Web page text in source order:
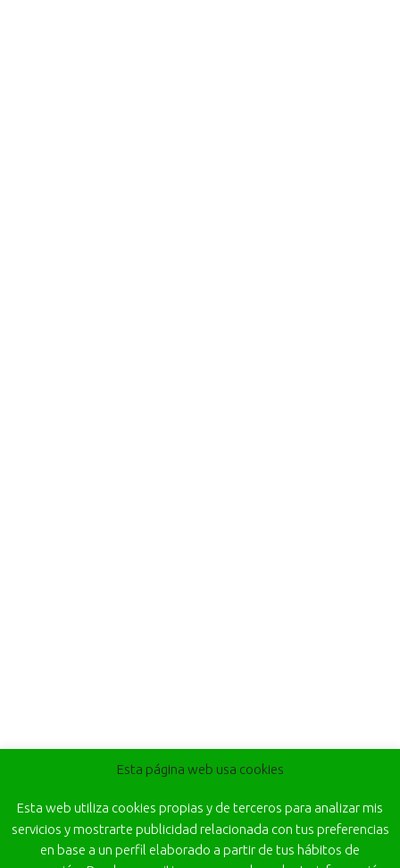
Esta página web usa cookies
Esta web utiliza cookies propias y de terceros para analizar mis
servicios y mostrarte publicidad relacionada con tus preferencias
en base a un perfil elaborado a partir de tus hábitos de